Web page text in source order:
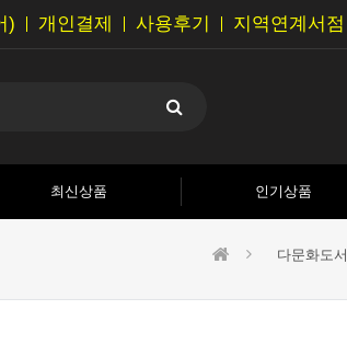
) 개인결제 사용후기 지역연계서점
최신상품 인기상품
다문화도서